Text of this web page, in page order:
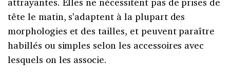
tête le matin, s’adaptent à la plupart des
morphologies et des tailles, et peuvent paraître
habillés ou simples selon les accessoires avec
lesquels on les associe.